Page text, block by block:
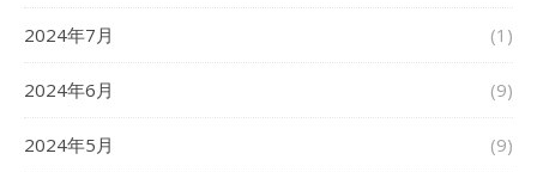
2024年7月 (1)
2024年6月 (9)
2024年5月 (9)